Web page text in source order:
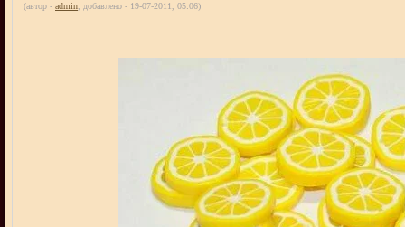
(автор - admin , добавлено - 19-07-2011, 05:06)